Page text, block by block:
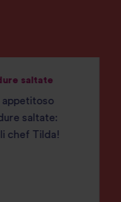
saltate
appetitoso
saltate:
chef Tilda!